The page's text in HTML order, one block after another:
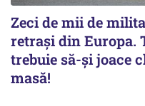
Zeci de mii de
retrași din Europa.
trebuie să-și joace
masă!